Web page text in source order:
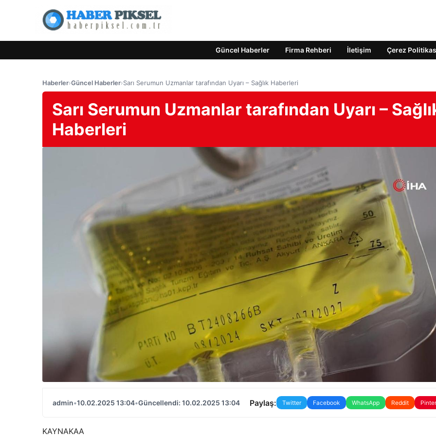
Güncel Haberler Firma Rehberi İletişim Çerez
Haberler›Güncel Haberler›Sarı Serumun Uzmanlar tarafından Uyarı – Sağlık Haberleri
Sarı Serumun Uzmanlar tarafından Uyarı –
Haberleri
admin•10.02.2025 13:04•Güncellendi: 10.02.2025 13:04 Paylaş: Twitter Facebook WhatsApp Reddit
KAYNAKAA